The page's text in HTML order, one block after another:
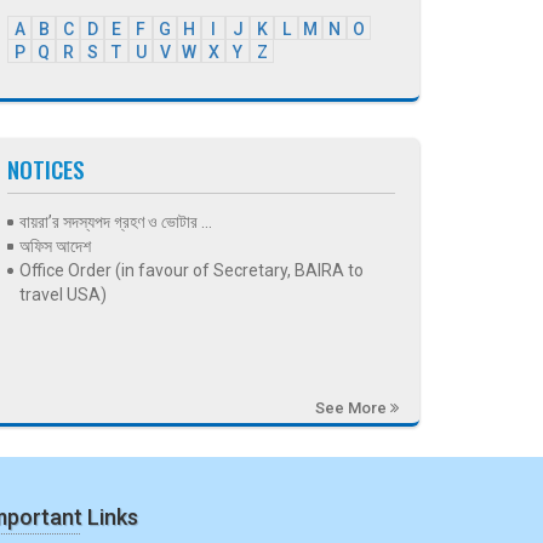
A B C D E F G H J K L M N
O
P
Q R S T U V W X Y Z
NOTICES
বায়রা’র সদস্যপদ গ্রহণ ও ভোটার ...
অফিস আদেশ
Office Order (in favour of Secretary, BAIRA to
travel USA)
See More
Links